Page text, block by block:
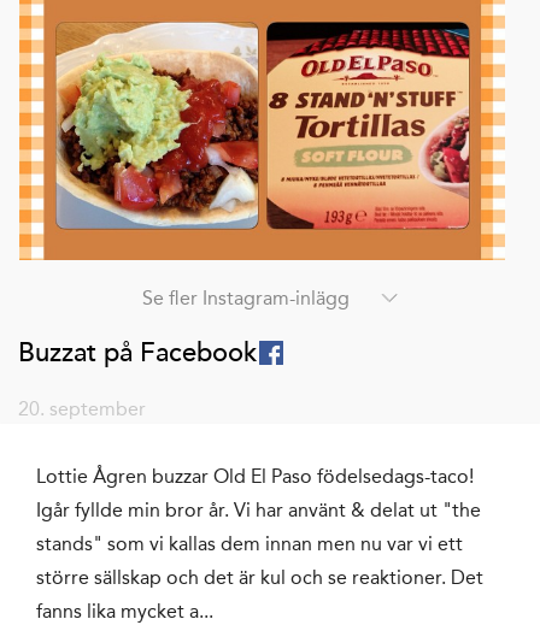
Se fler Instagram-inlägg
Buzzat på Facebook
20. september
Lottie Ågren buzzar Old El Paso födelsedags-taco!
Igår fyllde min bror år. Vi har använt & delat ut "the
stands" som vi kallas dem innan men nu var vi ett
större sällskap och det är kul och se reaktioner. Det
fanns lika mycket a...